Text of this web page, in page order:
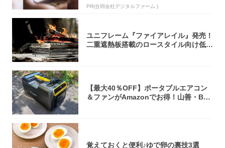
PR(合同会社デジタルファーム )
ユニフレーム『ファイアレイル』発売！
二重遮熱板搭載のロースタイル向け低型
【最大40％OFF】ポータブルエアコン
＆ファンがAmazonでお得！山善・Bo
覚えておくと便利♪ゆで卵の裏技3選